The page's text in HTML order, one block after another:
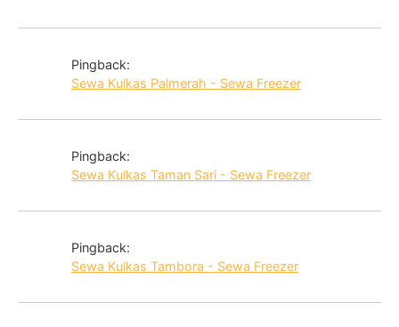
Pingback:
Sewa Kulkas Palmerah - Sewa Freezer
Pingback:
Sewa Kulkas Taman Sari - Sewa Freezer
Pingback:
Sewa Kulkas Tambora - Sewa Freezer